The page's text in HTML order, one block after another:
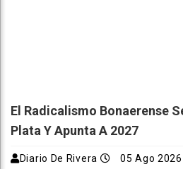
El Radicalismo Bonaerense
Plata Y Apunta A 2027
Diario De Rivera 05 Ago 2026